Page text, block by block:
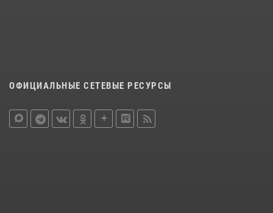
ОФИЦИАЛЬНЫЕ СЕТЕВЫЕ РЕСУРСЫ